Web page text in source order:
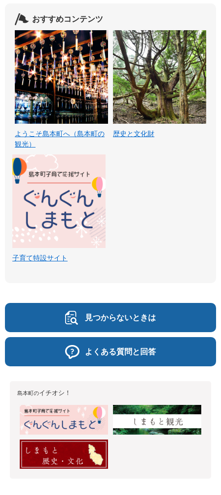
おすすめコンテンツ
ようこそ島本町へ（島本町の
観光）
歴史と文化財
子育て特設サイト
見つからないときは
よくある質問と回答
島本町のイチオシ！